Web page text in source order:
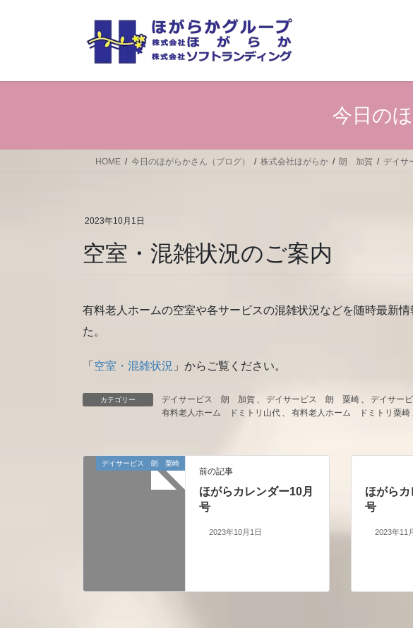
今日の
HOME 今日のほがらかさん（ブログ） 株式会社ほがらか 朗 加賀 デイ
2023年10月1日
空室・混雑状況のご案内
有料老人ホームの空室や各サービスの混雑状況などを随時最新
た。
「 空室・混雑状況 」からご覧ください。
カテゴリー デイサービス 朗 加賀 デイサービス 朗 粟崎 デイサー
有料老人ホーム ドミトリ山代
有料老人ホーム ドミトリ粟崎
デイサービス 朗 粟崎
前の記事
ほがらカレンダー10月
号
2023年10月1日
ほがらカ
号
2023年11